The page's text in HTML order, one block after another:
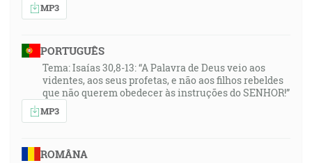
MP3
PORTUGUÊS
Tema: Isaías 30,8-13: “A Palavra de Deus veio aos
videntes, aos seus profetas, e não aos filhos rebeldes
que não querem obedecer às instruções do SENHOR!”
MP3
ROMÂNA